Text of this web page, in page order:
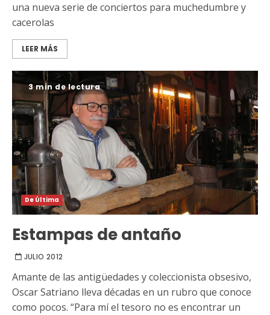
una nueva serie de conciertos para muchedumbre y
cacerolas
LEER MÁS
3 min de lectura
De Última
Estampas de antaño
JULIO 2012
Amante de las antigüedades y coleccionista obsesivo,
Oscar Satriano lleva décadas en un rubro que conoce
como pocos. “Para mí el tesoro no es encontrar un